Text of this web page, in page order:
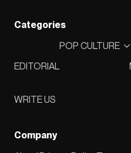
Categories
EDITORIAL
POP CULTURE
WRITE US
Company